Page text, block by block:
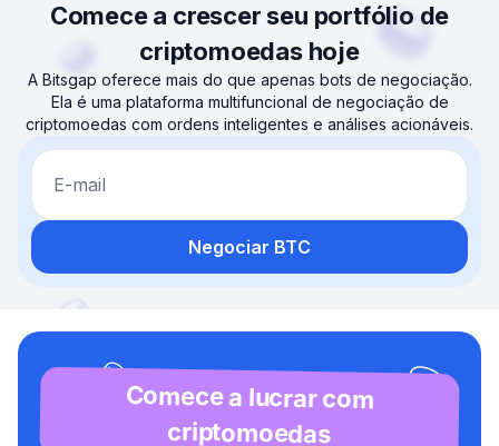
Comece a crescer seu portfólio de
criptomoedas hoje
A Bitsgap oferece mais do que apenas bots de negociação.
Ela é uma plataforma multifuncional de negociação de
criptomoedas com ordens inteligentes e análises acionáveis.
E-mail
Negociar BTC
Comece a lucrar com
criptomoedas